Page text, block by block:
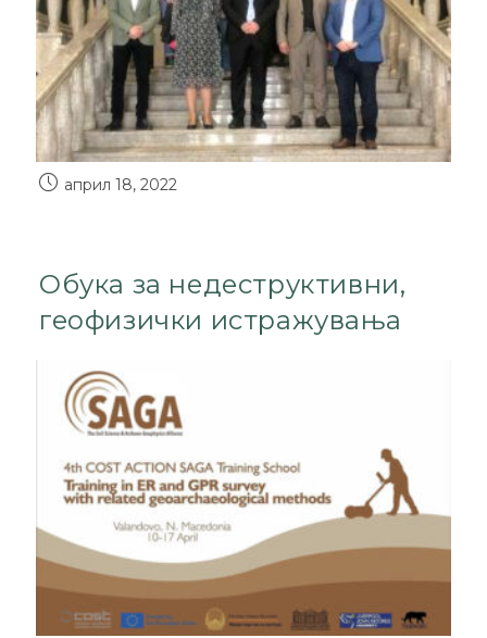
април 18, 2022
Обука за недеструктивни,
геофизички истражувања